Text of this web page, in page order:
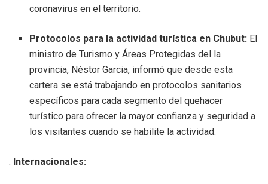
coronavirus en el territorio.
Protocolos para la actividad turística en Chubut: El
ministro de Turismo y Áreas Protegidas del la
provincia, Néstor Garcia, informó que desde esta
cartera se está trabajando en protocolos sanitarios
específicos para cada segmento del quehacer
turístico para ofrecer la mayor confianza y seguridad a
los visitantes cuando se habilite la actividad.
. Internacionales: